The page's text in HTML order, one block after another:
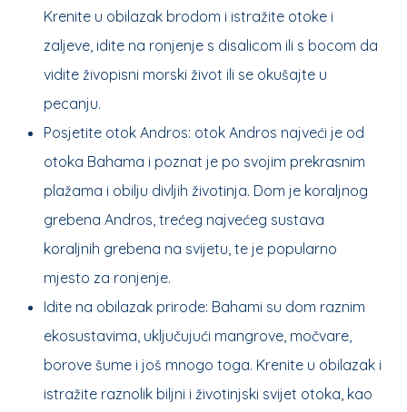
Krenite u obilazak brodom i istražite otoke i
zaljeve, idite na ronjenje s disalicom ili s bocom da
vidite živopisni morski život ili se okušajte u
pecanju.
Posjetite otok Andros: otok Andros najveći je od
otoka Bahama i poznat je po svojim prekrasnim
plažama i obilju divljih životinja. Dom je koraljnog
grebena Andros, trećeg najvećeg sustava
koraljnih grebena na svijetu, te je popularno
mjesto za ronjenje.
Idite na obilazak prirode: Bahami su dom raznim
ekosustavima, uključujući mangrove, močvare,
borove šume i još mnogo toga. Krenite u obilazak i
istražite raznolik biljni i životinjski svijet otoka, kao